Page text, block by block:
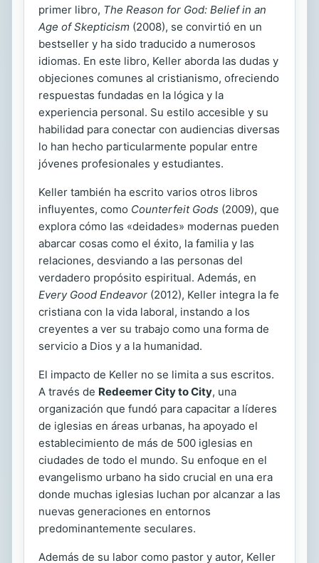
primer libro, The Reason for God: Belief in an
Age of Skepticism (2008), se convirtió en un
bestseller y ha sido traducido a numerosos
idiomas. En este libro, Keller aborda las dudas y
objeciones comunes al cristianismo, ofreciendo
respuestas fundadas en la lógica y la
experiencia personal. Su estilo accesible y su
habilidad para conectar con audiencias diversas
lo han hecho particularmente popular entre
jóvenes profesionales y estudiantes.
Keller también ha escrito varios otros libros
influyentes, como Counterfeit Gods (2009), que
explora cómo las «deidades» modernas pueden
abarcar cosas como el éxito, la familia y las
relaciones, desviando a las personas del
verdadero propósito espiritual. Además, en
Every Good Endeavor (2012), Keller integra la fe
cristiana con la vida laboral, instando a los
creyentes a ver su trabajo como una forma de
servicio a Dios y a la humanidad.
El impacto de Keller no se limita a sus escritos.
A través de Redeemer City to City, una
organización que fundó para capacitar a líderes
de iglesias en áreas urbanas, ha apoyado el
establecimiento de más de 500 iglesias en
ciudades de todo el mundo. Su enfoque en el
evangelismo urbano ha sido crucial en una era
donde muchas iglesias luchan por alcanzar a las
nuevas generaciones en entornos
predominantemente seculares.
Además de su labor como pastor y autor, Keller